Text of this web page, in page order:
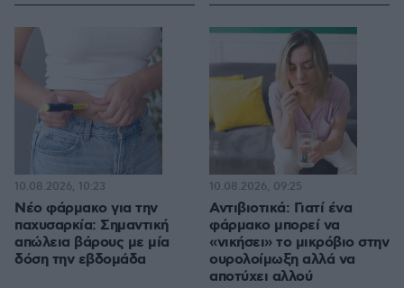
Νέο φάρμακο για την
παχυσαρκία: Σημαντική
απώλεια βάρους με μία
δόση την εβδομάδα
10.08.2026, 10:23
Αντιβιοτικά: Γιατί ένα
φάρμακο μπορεί να
«νικήσει» το μικρόβιο στην
ουρολοίμωξη αλλά να
αποτύχει αλλού
10.08.2026, 09:25